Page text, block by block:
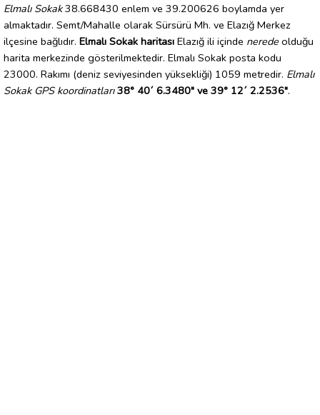
Elmalı Sokak38.668430 enlem ve 39.200626 boylamda yer
almaktadır. Semt/Mahalle olarak Sürsürü Mh. ve Elazığ Merkez
ilçesine bağlıdır. Elmalı Sokak haritası Elazığ ili içinde nerede olduğu
harita merkezinde gösterilmektedir. Elmalı Sokak posta kodu
23000. Rakımı (deniz seviyesinden yüksekliği) 1059 metredir. Elmalı
Sokak GPS koordinatları 38° 40´ 6.3480" ve 39° 12´ 2.2536".